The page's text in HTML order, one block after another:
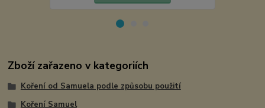
Zboží zařazeno v kategoriích
Koření od Samuela podle způsobu použití
Koření Samuel